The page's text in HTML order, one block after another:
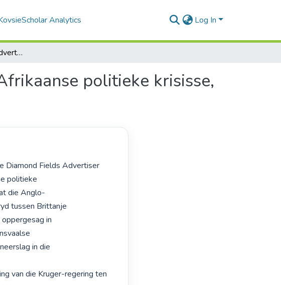
Analytics Log In
Die Diamond Fields Advertiser en die Suid-Afrikaanse politieke krisisse, 1896-1898
politieke krisisse,
politieke
die Anglo-
tussen Brittanje
in
in die
van die Kruger-regering ten